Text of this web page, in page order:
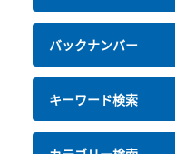
バックナンバー
キーワード検索